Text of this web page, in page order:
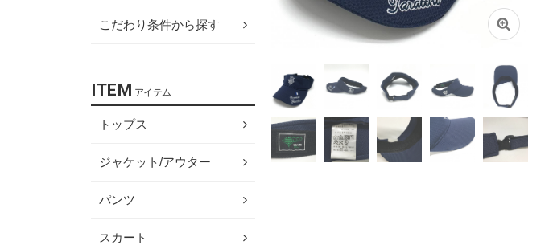
こだわり条件から探す
ITEM アイテム
トップス
ジャケット/アウター
パンツ
スカート